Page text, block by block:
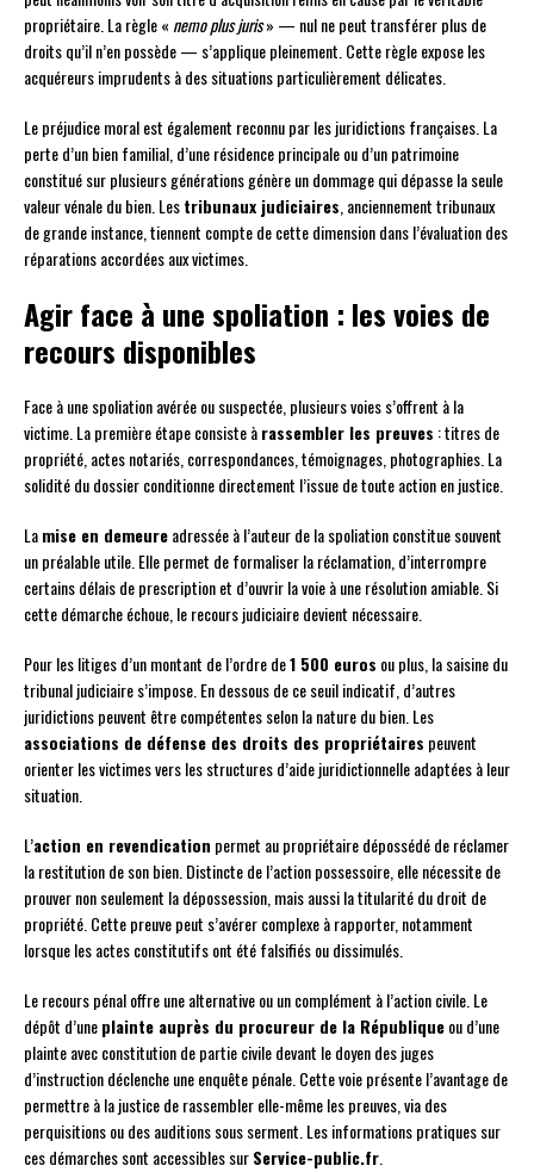
propriétaire. La règle «nemo plus juris» — nul ne peut transférer plus de
droits qu’il n’en possède — s’applique pleinement. Cette règle expose les
acquéreurs imprudents à des situations particulièrement délicates.
Le préjudice moral est également reconnu par les juridictions françaises. La
perte d’un bien familial, d’une résidence principale ou d’un patrimoine
constitué sur plusieurs générations génère un dommage qui dépasse la seule
valeur vénale du bien. Lestribunaux judiciaires, anciennement tribunaux
de grande instance, tiennent compte de cette dimension dans l’évaluation des
réparations accordées aux victimes.
Agir face à une spoliation : les voies de
recours disponibles
Face à une spoliation avérée ou suspectée, plusieurs voies s’offrent à la
victime. La première étape consiste àrassembler les preuves : titres de
propriété, actes notariés, correspondances, témoignages, photographies. La
solidité du dossier conditionne directement l’issue de toute action en justice.
Lamise en demeureadressée à l’auteur de la spoliation constitue souvent
un préalable utile. Elle permet de formaliser la réclamation, d’interrompre
certains délais de prescription et d’ouvrir la voie à une résolution amiable. Si
cette démarche échoue, le recours judiciaire devient nécessaire.
Pour les litiges d’un montant de l’ordre de1 500 euros ou plus, la saisine du
tribunal judiciaire s’impose. En dessous de ce seuil indicatif, d’autres
juridictions peuvent être compétentes selon la nature du bien. Les
associations de défense des droits des propriétaires peuvent
orienter les victimes vers les structures d’aide juridictionnelle adaptées à leur
situation.
L’action en revendication permet au propriétaire dépossédé de réclamer
la restitution de son bien. Distincte de l’action possessoire, elle nécessite de
prouver non seulement la dépossession, mais aussi la titularité du droit de
propriété. Cette preuve peut s’avérer complexe à rapporter, notamment
lorsque les actes constitutifs ont été falsifiés ou dissimulés.
Le recours pénal offre une alternative ou un complément à l’action civile. Le
dépôt d’uneplainte auprès du procureur de la Républiqueou d’une
plainte avec constitution de partie civile devant le doyen des juges
d’instruction déclenche une enquête pénale. Cette voie présente l’avantage de
permettre à la justice de rassembler elle-même les preuves, via des
perquisitions ou des auditions sous serment. Les informations pratiques sur
ces démarches sont accessibles surService-public.fr.